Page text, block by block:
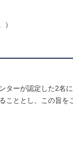
ーが認定した2名
ととし、この旨